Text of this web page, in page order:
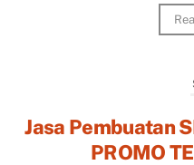
Jasa Pembuatan
PROMO